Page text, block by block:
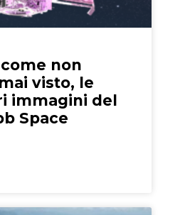
come non
visto, le
immagini del
Space